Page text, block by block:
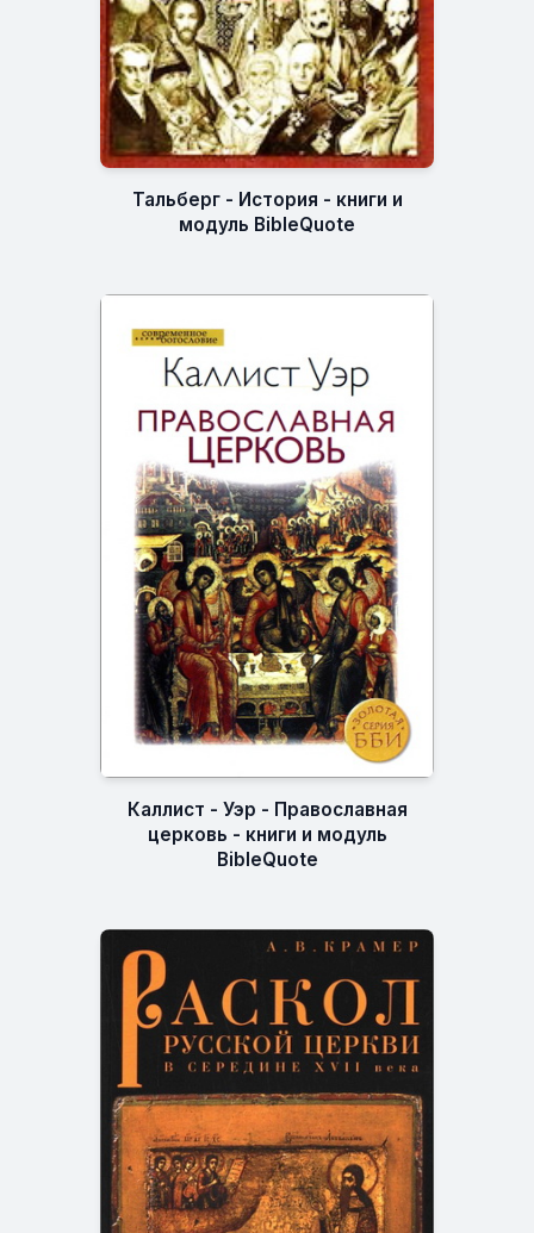
Тальберг - История - книги и
модуль BibleQuote
Каллист - Уэр - Православная
церковь - книги и модуль
BibleQuote